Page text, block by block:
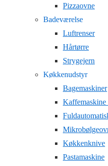
Pizzaovne
Badeværelse
Luftrenser
Hårtørre
Strygejern
Køkkenudstyr
Bagemaskiner
Køkkenknive
Pastamaskine